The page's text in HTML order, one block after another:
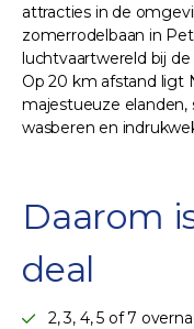
attracties in de
zomerrodelbaan in
luchtvaartwereld bij
Op 20 km afstand ligt
majestueuze elanden,
wasberen en
Daarom
deal
2, 3, 4, 5 of 7